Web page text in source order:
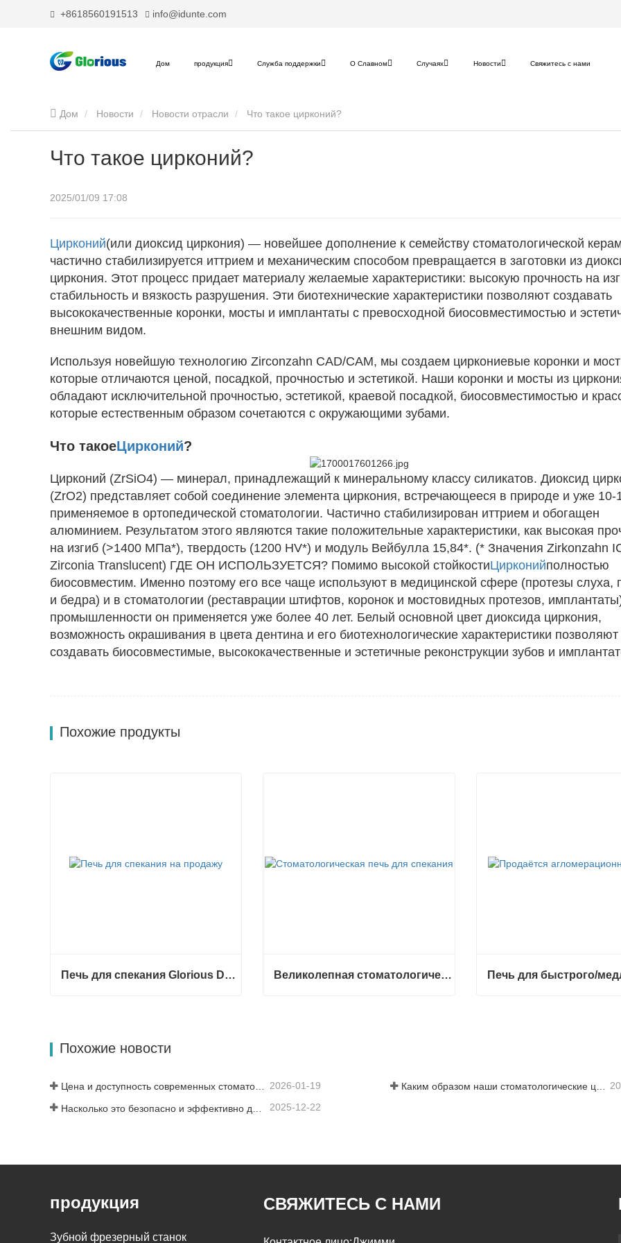
+8618560191513 info@idunte.com
Дом продукция Служба поддержки О Славном Случаях Новости Свяжитесь с нами
Дом Новости Новости отрасли Что такое цирконий?
Что такое цирконий?
2025/01/09 17:08
Цирконий(или диоксид циркония) — новейшее дополнение к семейству стоматологической
частично стабилизируется иттрием и механическим способом превращается в заготовки из
циркония. Этот процесс придает материалу желаемые характеристики: высокую прочность на
стабильность и вязкость разрушения. Эти биотехнические характеристики позволяют создавать
высококачественные коронки, мосты и имплантаты с превосходной биосовместимостью и
внешним видом.
Используя новейшую технологию Zirconzahn CAD/CAM, мы создаем циркониевые коронки и
которые отличаются ценой, посадкой, прочностью и эстетикой. Наши коронки и мосты из
обладают исключительной прочностью, эстетикой, краевой посадкой, биосовместимостью и
которые естественным образом сочетаются с окружающими зубами.
Что такоеЦирконий?
Цирконий (ZrSiO4) — минерал, принадлежащий к минеральному классу силикатов. Диоксид
(ZrO2) представляет собой соединение элемента циркония, встречающееся в природе и уже 10-
применяемое в ортопедической стоматологии. Частично стабилизирован иттрием и обогащен
алюминием. Результатом этого являются такие положительные характеристики, как высокая
на изгиб (>1400 МПа*), твердость (1200 HV*) и модуль Вейбулла 15,84*. (* Значения Zirkonzahn
Zirconia Translucent) ГДЕ ОН ИСПОЛЬЗУЕТСЯ? Помимо высокой стойкостиЦирконийполностью
биосовместим. Именно поэтому его все чаще используют в медицинской сфере (протезы слуха,
и бедра) и в стоматологии (реставрации штифтов, коронок и мостовидных протезов,
промышленности он применяется уже более 40 лет. Белый основной цвет диоксида циркония,
возможность окрашивания в цвета дентина и его биотехнологические характеристики позволяют
создавать биосовместимые, высококачественные и эстетичные реконструкции зубов и
Похожие продукты
Печь для спекания Glorious Dental F5 Max Великолепная стоматологическая печь для спекания F5 Pro
Похожие новости
Цена и доступность современных стоматологических решений 2026-01-19 Каким образом наши стоматологические циркониевые материалы могут способствовать вашему успеху?
2025-12-22
продукция
Зубной фрезерный станок
СВЯЖИТЕСЬ С НАМИ